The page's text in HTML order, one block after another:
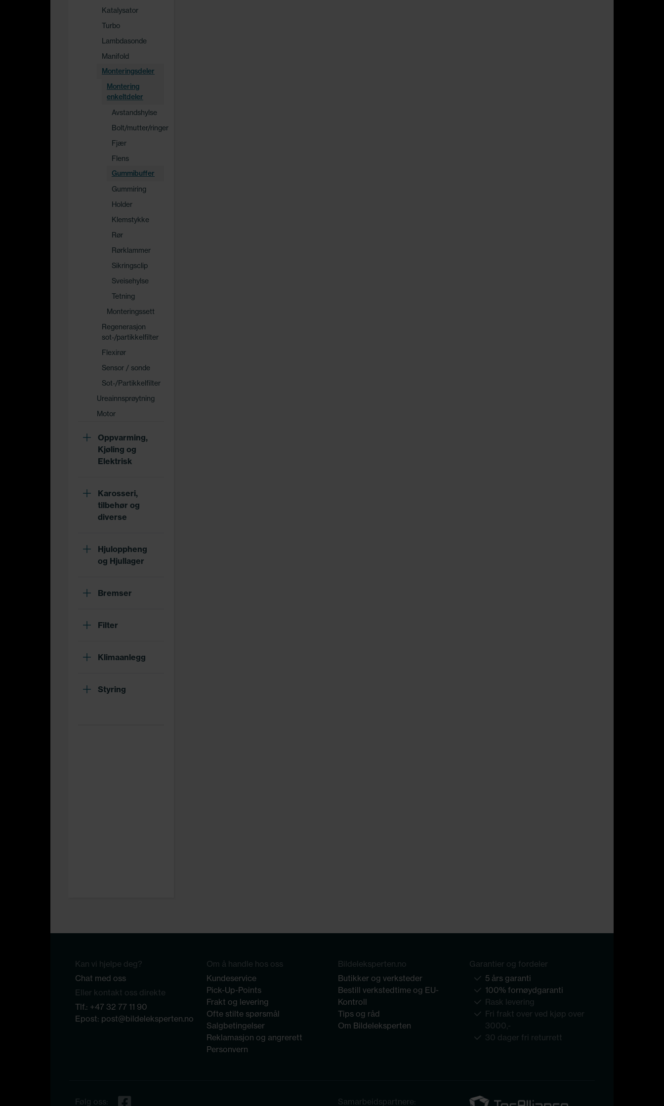
Katalysator
Turbo
Lambdasonde
Manifold
Monteringsdeler
Montering
enkeltdeler
Avstandshylse
Bolt/mutter/ringer
Fjær
Flens
Gummibuffer
Gummiring
Holder
Klemstykke
Rør
Rørklammer
Sikringsclip
Sveisehylse
Tetning
Monteringssett
Regenerasjon
sot-/partikkelfilter
Flexirør
Sensor / sonde
Sot-/Partikkelfilter
Ureainnsprøytning
Motor
Oppvarming,
Kjøling og
Elektrisk
Karosseri,
tilbehør og
diverse
Hjuloppheng
og Hjullager
Bremser
Filter
Klimaanlegg
Styring
Kan vi hjelpe deg?
Chat med oss
Eller kontakt oss direkte
Tlf.: +47 32 77 11 90
Epost: post@bildeleksperten.no
Om å handle hos oss
Kundeservice
Pick-Up-Points
Frakt og levering
Ofte stilte spørsmål
Salgbetingelser
Reklamasjon og angrerett
Personvern
Bildeleksperten.no
Butikker og verksteder
Bestill verkstedtime og EU-
Kontroll
Tips og råd
Om Bildeleksperten
Garantier og fordeler
5 års garanti
100% fornøydgaranti
Rask levering
Fri frakt over ved kjøp over
3000,-
30 dager fri returrett
Følg oss: Samarbeidspartnere: